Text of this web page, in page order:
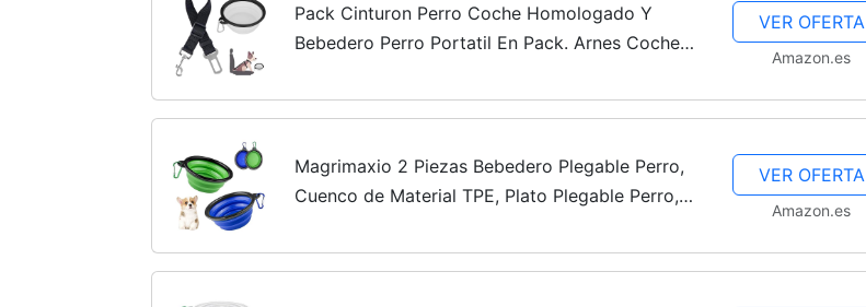
Pack Cinturon Perro Coche Homologado Y
Bebedero Perro Portatil En Pack. Arnes Coche
Cinturon Seguridad Perro Coche Más...
VER OFERTA
Amazon.es
Magrimaxio 2 Piezas Bebedero Plegable Perro,
Cuenco de Material TPE, Plato Plegable Perro,
gatos, Perros y...
VER OFERTA
Amazon.es